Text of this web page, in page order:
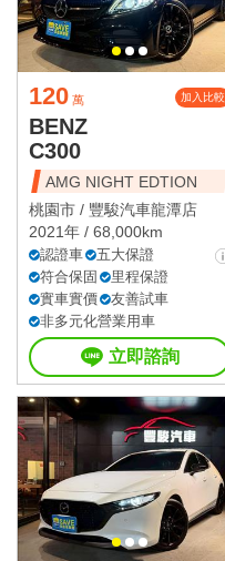
120 萬 加入比較
BENZ
C300
AMG NIGHT EDTION
桃園市 / 豐駿汽車龍潭店
2021年 / 68,000km
認證車
五大保證
符合保固
里程保證
實車實價
友善試車
非多元化營業用車
立即諮詢